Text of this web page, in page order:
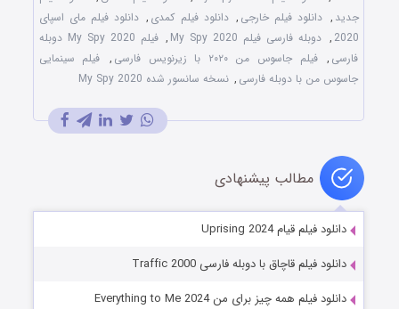
جدید , دانلود فیلم خارجی , دانلود فیلم کمدی , دانلود فیلم مای اسپای
2020
, دوبله فارسی فیلم My Spy 2020 ,
فیلم My Spy 2020 دوبله
فارسی , فیلم جاسوس من ۲۰۲۰ با زیرنویس فارسی , فیلم سینمایی
جاسوس من با دوبله فارسی , نسخه سانسور شده My Spy 2020
مطالب پیشنهادی
دانلود فیلم قیام Uprising 2024
دانلود فیلم قاچاق با دوبله فارسی Traffic 2000
دانلود فیلم همه چیز برای من Everything to Me 2024